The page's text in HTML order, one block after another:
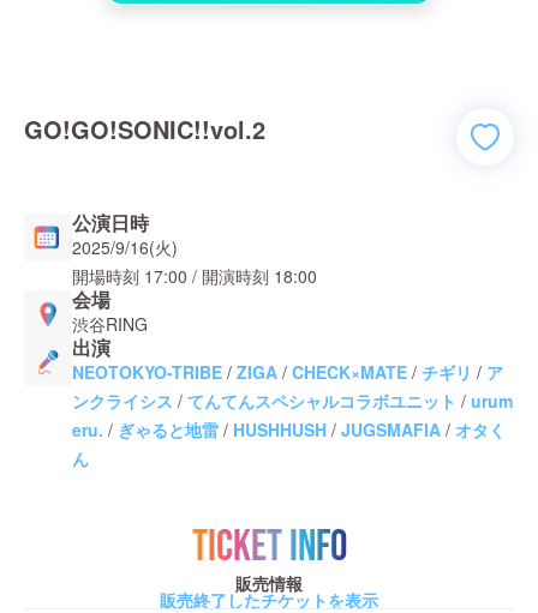
GO!GO!SONIC!!vol.2
公演日時
2025/9/16(火)
開場時刻 17:00 / 開演時刻 18:00
会場
渋谷RING
出演
NEOTOKYO-TRIBE / ZIGA / CHECK×MATE / チギリ / ア
ンクライシス / てんてんスペシャルコラボユニット / urum
eru. / ぎゃると地雷 / HUSHHUSH / JUGSMAFIA / オタく
ん
TICKET INFO
販売情報
販売終了したチケットを表示